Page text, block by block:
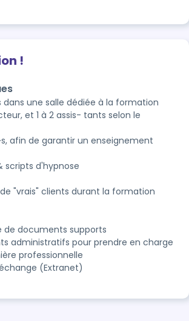
!
dans une salle dédiée à la formation
et 1 à 2 assis- tants selon le
afin de garantir un enseignement
scripts d'hypnose
"vrais" clients durant la formation
de documents supports
administratifs pour prendre en charge
professionnelle
(Extranet)